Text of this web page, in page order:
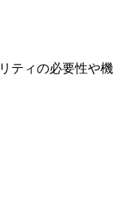
ティの必要性や機